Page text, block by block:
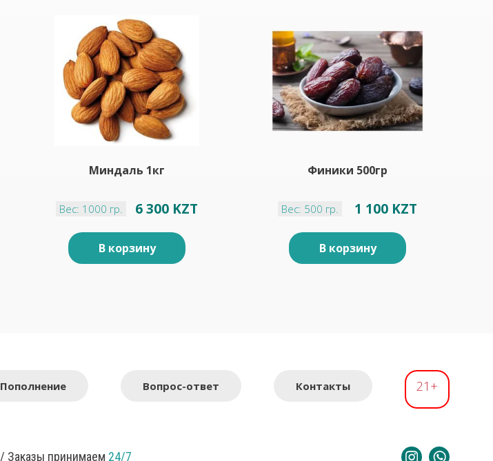
Миндаль 1кг
Вес: 1000 гр. 6 300 KZT
В корзину
Финики 500гр
Вес: 500 гр. 1 100 KZT
В корзину
Пополнение Вопрос-ответ Контакты 21+
/ Заказы принимаем 24/7